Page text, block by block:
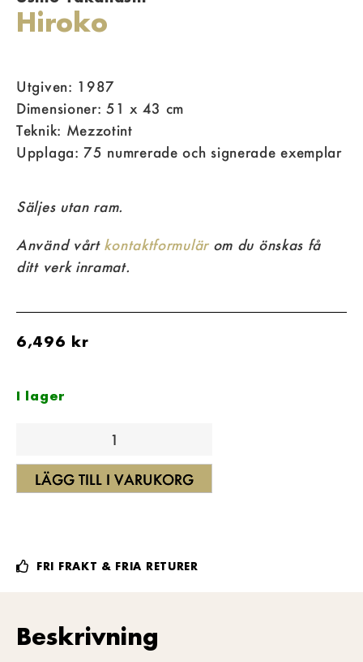
Hiroko
Utgiven: 1987
Dimensioner: 51 x 43 cm
Teknik: Mezzotint
Upplaga: 75 numrerade och signerade exemplar
Säljes utan ram.
Använd vårt kontaktformulärom du önskas få
ditt verk inramat.
6,496 kr
I lager
LÄGG TILL I VARUKORG
FRI FRAKT & FRIA RETURER
Beskrivning